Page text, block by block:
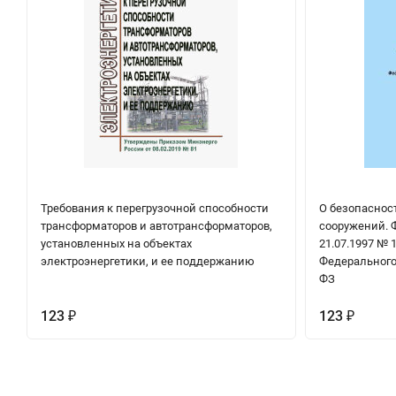
Требования к перегрузочной способности
трансформаторов и автотрансформаторов,
установленных на объектах
электроэнергетики, и ее поддержанию
123 ₽
О
сооружений.
21.07.1997 №
ФЗ
123 ₽